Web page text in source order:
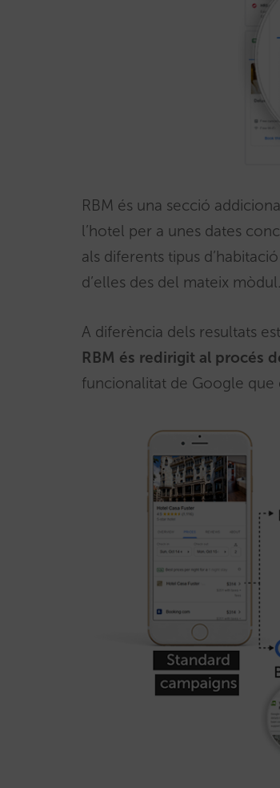
RBM és una secció
l’hotel per a unes dates
als diferents tipus
d’elles des del mateix mòdul.
A diferència dels resultats
RBM és redirigit al procés
funcionalitat de Google que